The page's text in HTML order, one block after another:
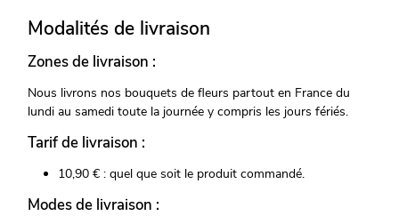
Modalités de livraison
Zones de livraison :
Nous livrons nos bouquets de fleurs partout en France du
lundi au samedi toute la journée y compris les jours fériés.
Tarif de livraison :
10,90 € : quel que soit le produit commandé.
Modes de livraison :